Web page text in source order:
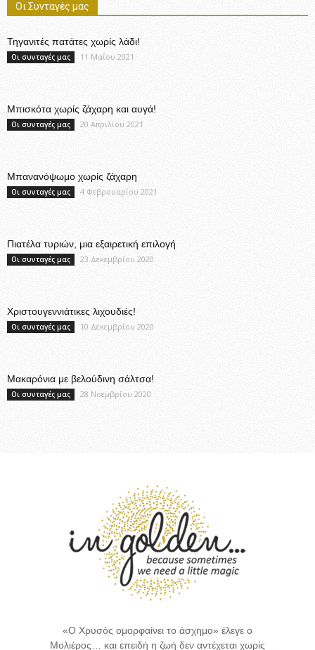
Οι Συνταγές μας
Τηγανιτές πατάτες χωρίς λάδι!
Οι συνταγές μας 11 Μαΐου 2021
Μπισκότα χωρίς ζάχαρη και αυγά!
Οι συνταγές μας 20 Απριλίου 2021
Μπανανόψωμο χωρίς ζάχαρη
Οι συνταγές μας 4 Φεβρουαρίου 2021
Πιατέλα τυριών, μια εξαιρετική επιλογή
Οι συνταγές μας 23 Δεκεμβρίου 2020
Χριστουγεννιάτικες λιχουδιές!
Οι συνταγές μας 10 Δεκεμβρίου 2020
Μακαρόνια με βελούδινη σάλτσα!
Οι συνταγές μας 28 Νοεμβρίου 2020
«Ο Χρυσός ομορφαίνει το άσχημο» έλεγε ο
Μολιέρος… και επειδή η ζωή δεν αντέχεται χωρίς